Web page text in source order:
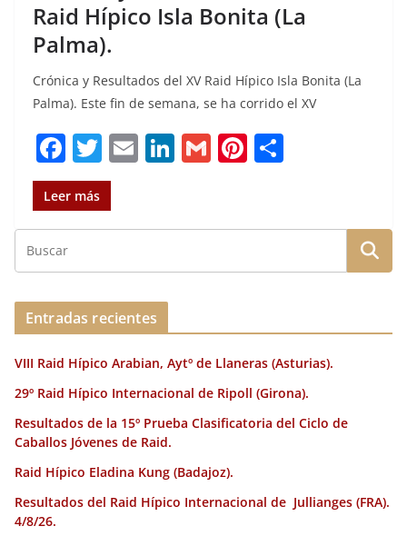
Raid Hípico Isla Bonita (La
Palma).
Crónica y Resultados del XV Raid Hípico Isla Bonita (La
Palma). Este fin de semana, se ha corrido el XV
F
a
c
e
b
o
o
k
T
w
it
te
r
E
l
Li
e
dI
G
l
Pi
re
st
p
a
ir
Leer más
Entradas recientes
VIII Raid Hípico Arabian, Aytº de Llaneras (Asturias).
29º Raid Hípico Internacional de Ripoll (Girona).
Resultados de la 15º Prueba Clasificatoria del Ciclo de
Caballos Jóvenes de Raid.
Raid Hípico Eladina Kung (Badajoz).
Resultados del Raid Hípico Internacional de Jullianges (FRA).
4/8/26.